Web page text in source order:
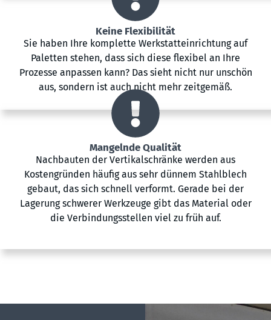
Keine Flexibilität
Sie haben Ihre komplette Werkstatteinrichtung auf
Paletten stehen, dass sich diese flexibel an Ihre
Prozesse anpassen kann? Das sieht nicht nur unschön
aus, sondern ist auch nicht mehr zeitgemäß.
Mangelnde Qualität
Nachbauten der Vertikalschränke werden aus
Kostengründen häufig aus sehr dünnem Stahlblech
gebaut, das sich schnell verformt. Gerade bei der
Lagerung schwerer Werkzeuge gibt das Material oder
die Verbindungsstellen viel zu früh auf.